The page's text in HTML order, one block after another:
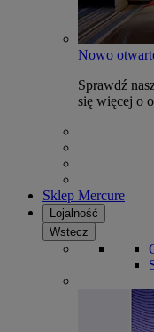
Nowo
Sprawdź
się więcej o
Sklep Mercure
Lojalność
Wstecz